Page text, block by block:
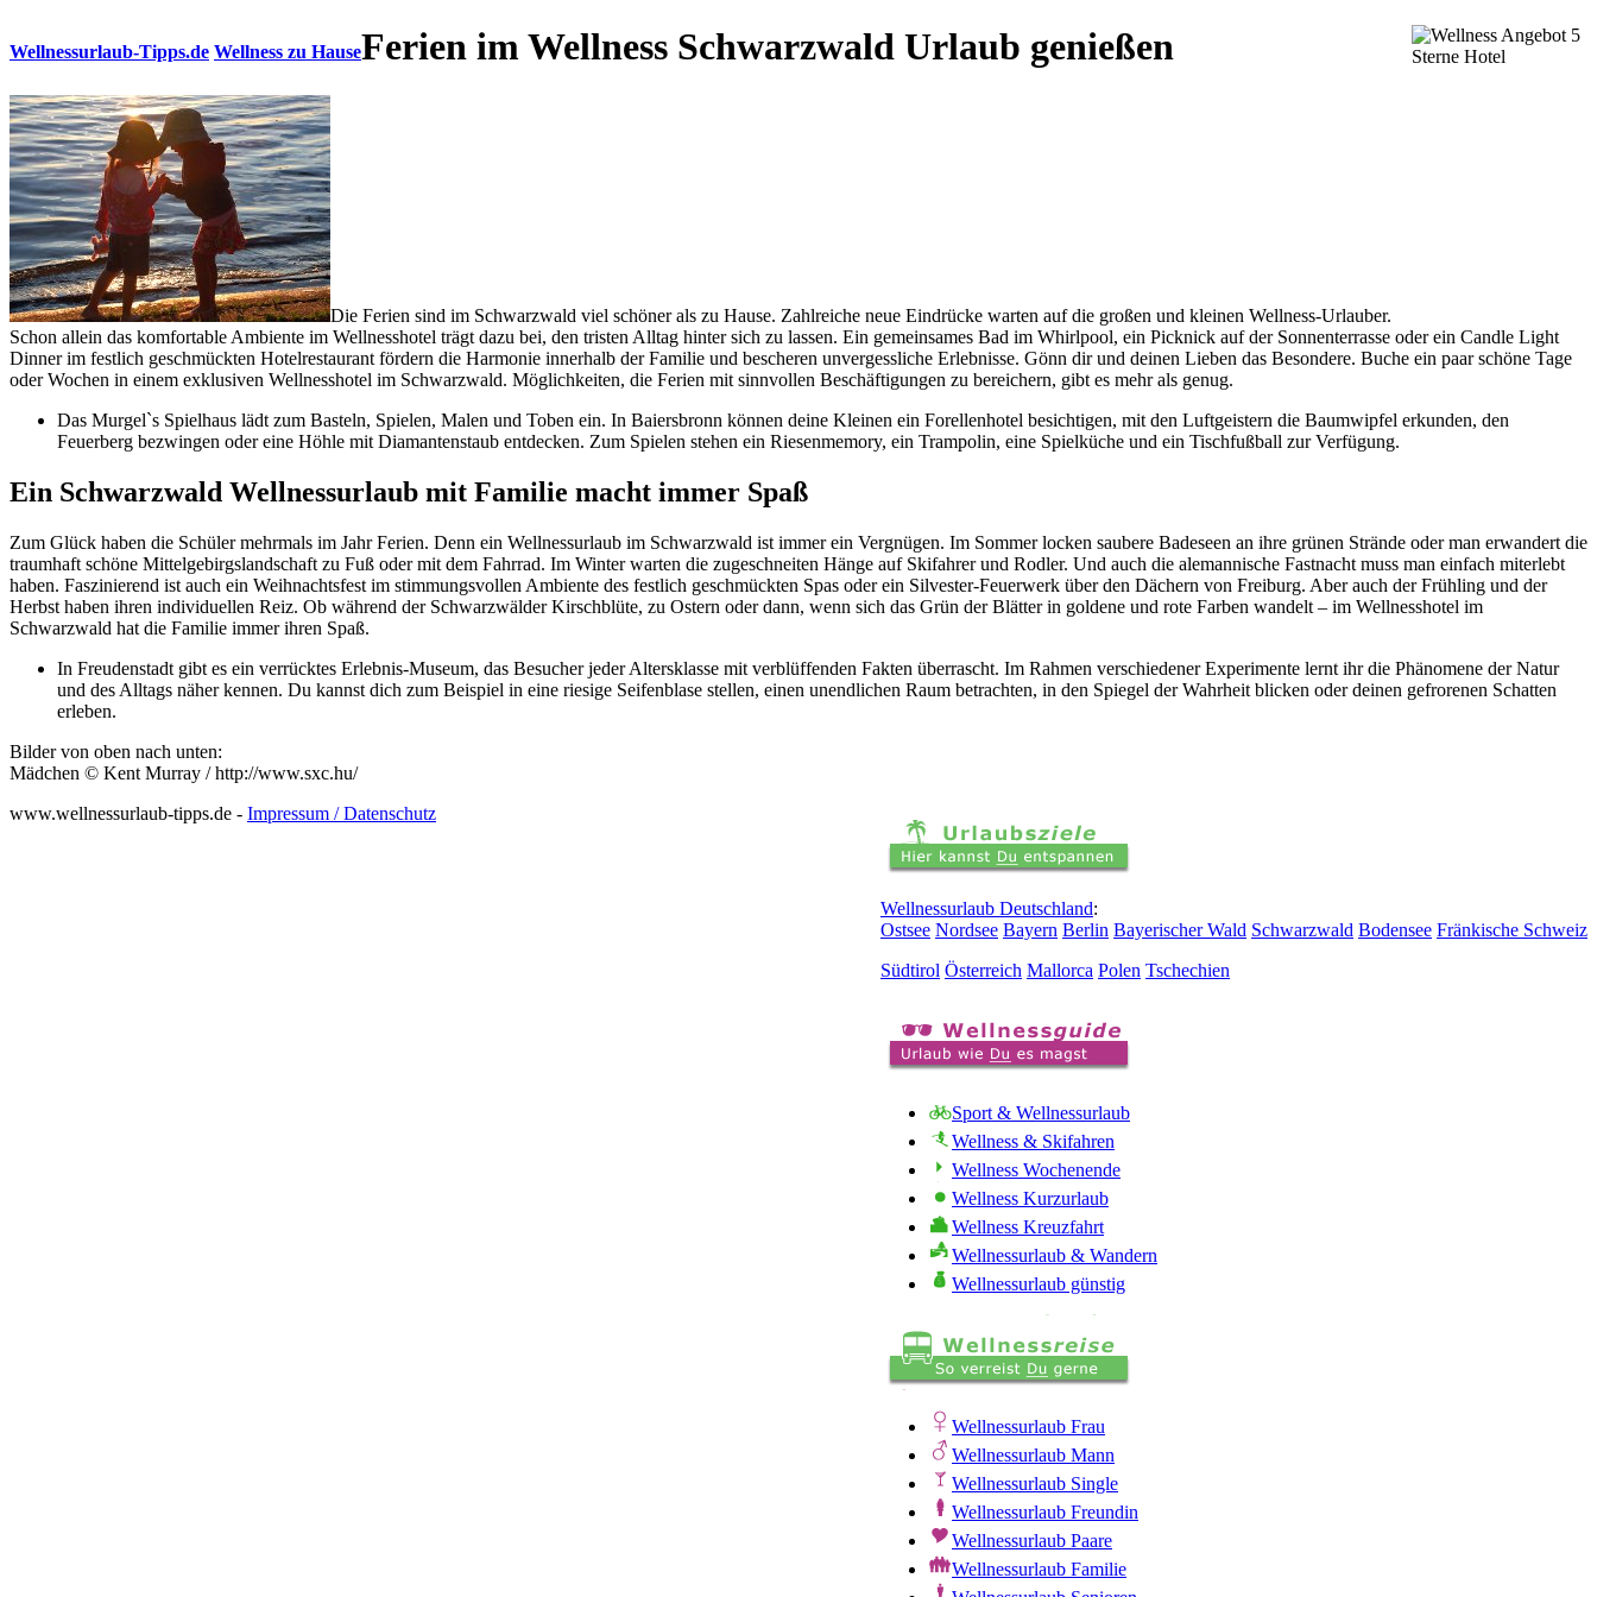
Wellnessurlaub-Tipps.de Wellness zu HauseFerien im Wellness Schwarzwald Urlaub genießen
Die Ferien sind im Schwarzwald viel schöner als zu Hause. Zahlreiche neue Eindrücke warten auf die großen und kleinen Wellness-Urlauber.
Schon allein das komfortable Ambiente im Wellnesshotel trägt dazu bei, den tristen Alltag hinter sich zu lassen. Ein gemeinsames Bad im Whirlpool, ein Picknick auf der Sonnenterrasse oder ein Candle Light
Dinner im festlich geschmückten Hotelrestaurant fördern die Harmonie innerhalb der Familie und bescheren unvergessliche Erlebnisse. Gönn dir und deinen Lieben das Besondere. Buche ein paar schöne Tage
oder Wochen in einem exklusiven Wellnesshotel im Schwarzwald. Möglichkeiten, die Ferien mit sinnvollen Beschäftigungen zu bereichern, gibt es mehr als genug.
Das Murgel`s Spielhaus lädt zum Basteln, Spielen, Malen und Toben ein. In Baiersbronn können deine Kleinen ein Forellenhotel besichtigen, mit den Luftgeistern die Baumwipfel erkunden, den
Feuerberg bezwingen oder eine Höhle mit Diamantenstaub entdecken. Zum Spielen stehen ein Riesenmemory, ein Trampolin, eine Spielküche und ein Tischfußball zur Verfügung.
Ein Schwarzwald Wellnessurlaub mit Familie macht immer Spaß
Zum Glück haben die Schüler mehrmals im Jahr Ferien. Denn ein Wellnessurlaub im Schwarzwald ist immer ein Vergnügen. Im Sommer locken saubere Badeseen an ihre grünen Strände oder man erwandert die
traumhaft schöne Mittelgebirgslandschaft zu Fuß oder mit dem Fahrrad. Im Winter warten die zugeschneiten Hänge auf Skifahrer und Rodler. Und auch die alemannische Fastnacht muss man einfach miterlebt
haben. Faszinierend ist auch ein Weihnachtsfest im stimmungsvollen Ambiente des festlich geschmückten Spas oder ein Silvester-Feuerwerk über den Dächern von Freiburg. Aber auch der Frühling und der
Herbst haben ihren individuellen Reiz. Ob während der Schwarzwälder Kirschblüte, zu Ostern oder dann, wenn sich das Grün der Blätter in goldene und rote Farben wandelt – im Wellnesshotel im
Schwarzwald hat die Familie immer ihren Spaß.
In Freudenstadt gibt es ein verrücktes Erlebnis-Museum, das Besucher jeder Altersklasse mit verblüffenden Fakten überrascht. Im Rahmen verschiedener Experimente lernt ihr die Phänomene der Natur
und des Alltags näher kennen. Du kannst dich zum Beispiel in eine riesige Seifenblase stellen, einen unendlichen Raum betrachten, in den Spiegel der Wahrheit blicken oder deinen gefrorenen Schatten
erleben.
Bilder von oben nach unten:
Mädchen © Kent Murray / http://www.sxc.hu/
Wellnessurlaub Deutschland:
Ostsee Nordsee Bayern Berlin Bayerischer Wald Schwarzwald Bodensee Fränkische Schweiz
Südtirol Österreich Mallorca Polen Tschechien
Sport & Wellnessurlaub
Wellness & Skifahren
Wellness Wochenende
Wellness Kurzurlaub
Wellness Kreuzfahrt
Wellnessurlaub & Wandern
Wellnessurlaub günstig
Wellnessurlaub Frau
Wellnessurlaub Mann
Wellnessurlaub Single
Wellnessurlaub Freundin
Wellnessurlaub Paare
Wellnessurlaub Familie
www.wellnessurlaub-tipps.de - Impressum / Datenschutz